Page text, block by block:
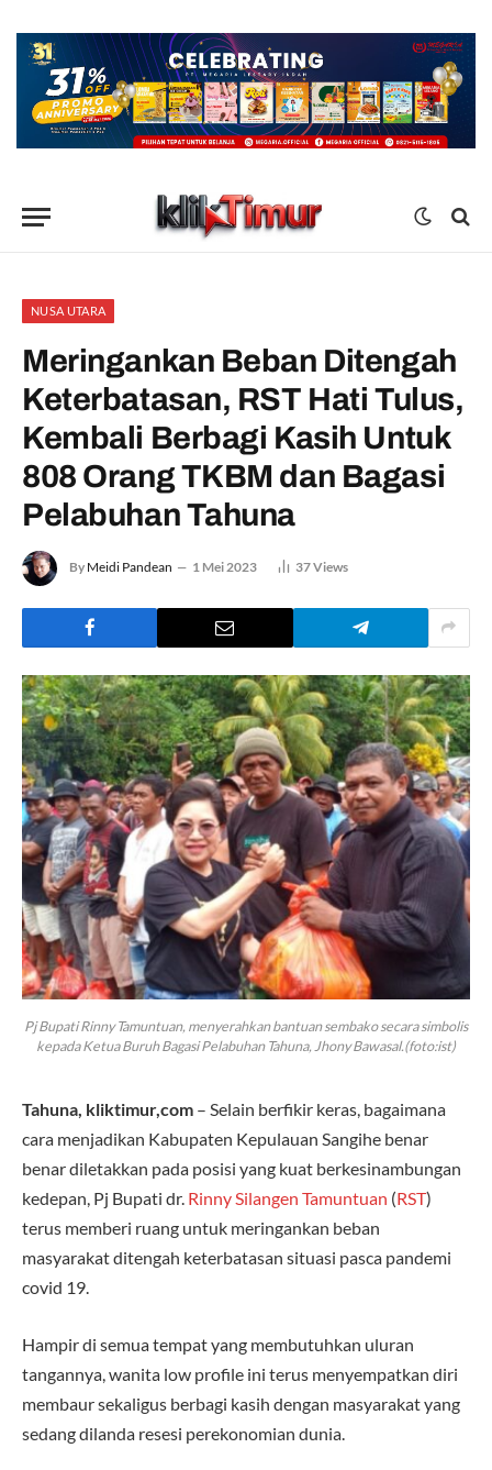
NUSA UTARA
Meringankan Beban Ditengah
Keterbatasan, RST Hati Tulus,
Kembali Berbagi Kasih Untuk
808 Orang TKBM dan Bagasi
Pelabuhan Tahuna
By Meidi Pandean 1 Mei 2023 37Views
Pj Bupati Rinny Tamuntuan, menyerahkan bantuan sembako secara simbolis
kepada Ketua Buruh Bagasi Pelabuhan Tahuna, Jhony Bawasal.(foto:ist)
Tahuna, kliktimur,com – Selain berfikir keras, bagaimana
cara menjadikan Kabupaten Kepulauan Sangihe benar
benar diletakkan pada posisi yang kuat berkesinambungan
kedepan, Pj Bupati dr. Rinny Silangen Tamuntuan (RST)
terus memberi ruang untuk meringankan beban
masyarakat ditengah keterbatasan situasi pasca pandemi
covid 19.
Hampir di semua tempat yang membutuhkan uluran
tangannya, wanita low profile ini terus menyempatkan diri
membaur sekaligus berbagi kasih dengan masyarakat yang
sedang dilanda resesi perekonomian dunia.